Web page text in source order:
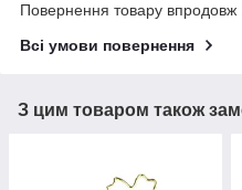
Повернення товару впродовж
Всі умови повернення
З цим товаром також